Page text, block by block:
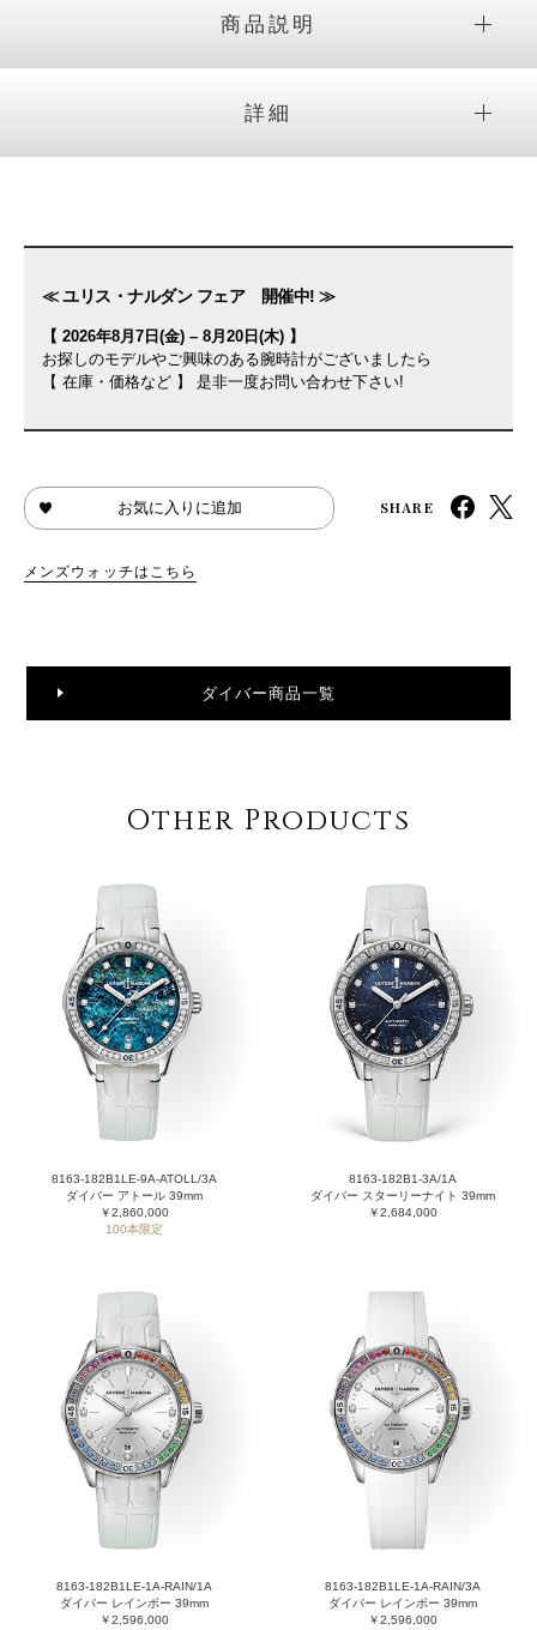
商品説明
詳細
≪ ユリス・ナルダン フェア 開催中! ≫
【 2026年8月7日(金) – 8月20日(木) 】
お探しのモデルやご興味のある腕時計がございましたら
【 在庫・価格など 】 是非一度お問い合わせ下さい!
お気に入りに追加 SHARE
メンズウォッチはこちら
ダイバー商品一覧
Other Products
8163-182B1LE-9A-ATOLL/3A
ダイバー アトール 39mm
￥2,860,000
100本限定
8163-182B1-3A/1A
ダイバー スターリーナイト 39mm
￥2,684,000
8163-182B1LE-1A-RAIN/1A
ダイバー レインボー 39mm
￥2,596,000
8163-182B1LE-1A-RAIN/3A
ダイバー レインボー 39mm
￥2,596,000